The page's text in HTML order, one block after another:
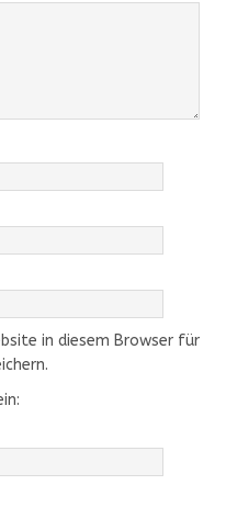
in diesem Browser für